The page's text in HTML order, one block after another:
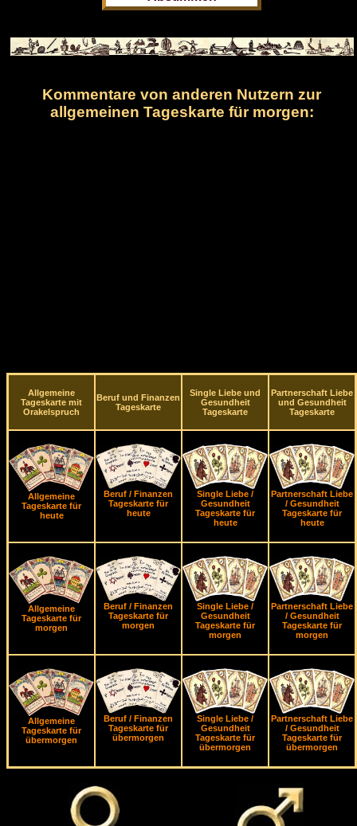
Kommentare von anderen Nutzern zur
allgemeinen Tageskarte für morgen:
Allgemeine
Tageskarte mit
Orakelspruch
Beruf und Finanzen
Tageskarte
Single Liebe und
Gesundheit
Tageskarte
Partnerschaft Liebe
und Gesundheit
Tageskarte
Allgemeine
Tageskarte für
heute
Beruf / Finanzen
Tageskarte für
heute
Single Liebe /
Gesundheit
Tageskarte für
heute
Partnerschaft Liebe
/ Gesundheit
Tageskarte für
heute
Allgemeine
Tageskarte für
morgen
Beruf / Finanzen
Tageskarte für
morgen
Single Liebe /
Gesundheit
Tageskarte für
morgen
Partnerschaft Liebe
/ Gesundheit
Tageskarte für
morgen
Allgemeine
Tageskarte für
übermorgen
Beruf / Finanzen
Tageskarte für
übermorgen
Single Liebe /
Gesundheit
Tageskarte für
übermorgen
Partnerschaft Liebe
/ Gesundheit
Tageskarte für
übermorgen